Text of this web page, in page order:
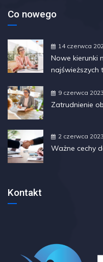
Co nowego
14 czerwca
Nowe kierunki
najświeższych
9 czerwca 2023
Zatrudnienie
2 czerwca 2023
Ważne cechy
Kontakt